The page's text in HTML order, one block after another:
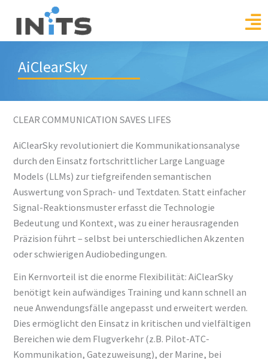
content
AiClearSky
CLEAR COMMUNICATION SAVES LIFES
AiClearSky revolutioniert die Kommunikationsanalyse
durch den Einsatz fortschrittlicher Large Language
Models (LLMs) zur tiefgreifenden semantischen
Auswertung von Sprach- und Textdaten. Statt einfacher
Signal-Reaktionsmuster erfasst die Technologie
Bedeutung und Kontext, was zu einer herausragenden
Präzision führt – selbst bei unterschiedlichen Akzenten
oder schwierigen Audiobedingungen.
Ein Kernvorteil ist die enorme Flexibilität: AiClearSky
benötigt kein aufwändiges Training und kann schnell an
neue Anwendungsfälle angepasst und erweitert werden.
Dies ermöglicht den Einsatz in kritischen und vielfältigen
Bereichen wie dem Flugverkehr (z.B. Pilot-ATC-
Kommunikation, Gatezuweisung), der Marine, bei